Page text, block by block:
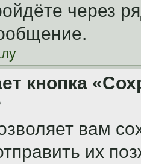
через
кнопка
вам
их